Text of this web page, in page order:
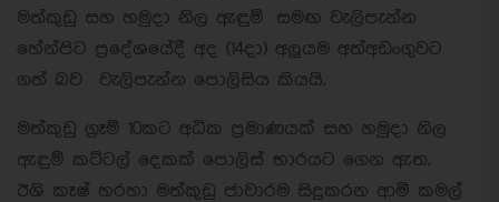
මත්කුඩු සහ හමුදා නිල ඇඳුම් සමඟ වැලිපැන්න
හේන්පිට ප්‍රදේශයේදී අද (14දා) අලුයම අත්අඩංගුවට
ගත් බව වැලිපැන්න පොලිසිය කියයි.
මත්කුඩු ග්‍රෑම් 10කට අධික ප්‍රමාණයක් සහ හමුදා නිල
ඇඳුම් කට්ටල් දෙකක් පොලිස් භාරයට ගෙන ඇත.
ඊශි කෑෂ් හරහා මත්කුඩු ජාවාරම සිදුකරන ආමි කමල්